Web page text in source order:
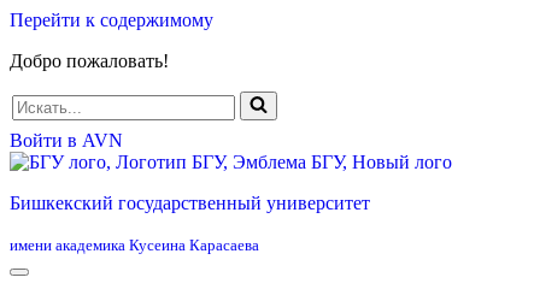
Перейти к содержимому
Добро пожаловать!
Искать...
Войти в AVN
Бишкекский государственный университет
имени академика Кусеина Карасаева